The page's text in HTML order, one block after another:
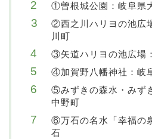
①曽根城公園：岐阜県
②西之川ハリヨの池広
川町
③矢道ハリヨの池広場
④加賀野八幡神社：岐
⑤みずきの森水・みず
中野町
⑥万石の名水「幸福の
石